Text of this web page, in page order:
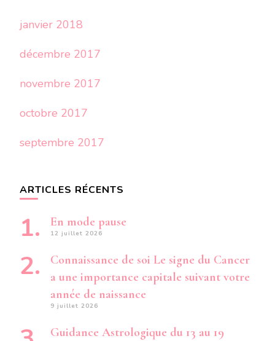
janvier 2018
décembre 2017
novembre 2017
octobre 2017
septembre 2017
ARTICLES RÉCENTS
En mode pause
12 juillet 2026
Connaissance de soi Le signe du Cancer
a une importance capitale suivant votre
année de naissance
9 juillet 2026
Guidance Astrologique du 13 au 19